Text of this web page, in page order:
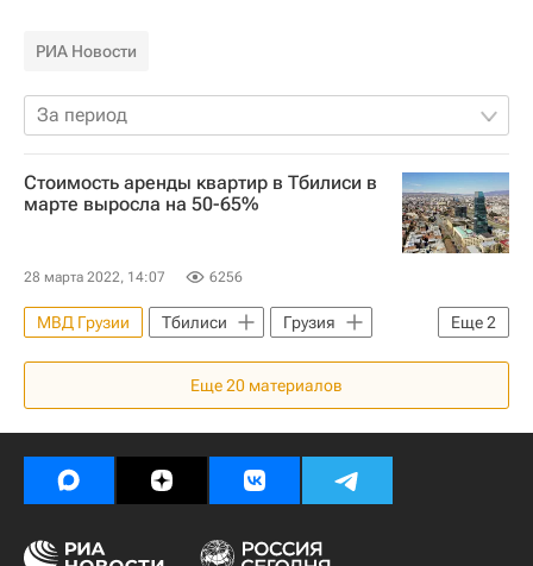
РИА Новости
За период
Стоимость аренды квартир в Тбилиси в
марте выросла на 50-65%
28 марта 2022, 14:07 6256
Еще2
МВД Грузии Тбилиси
Грузия
Жилье
Аренда
Еще20 материалов